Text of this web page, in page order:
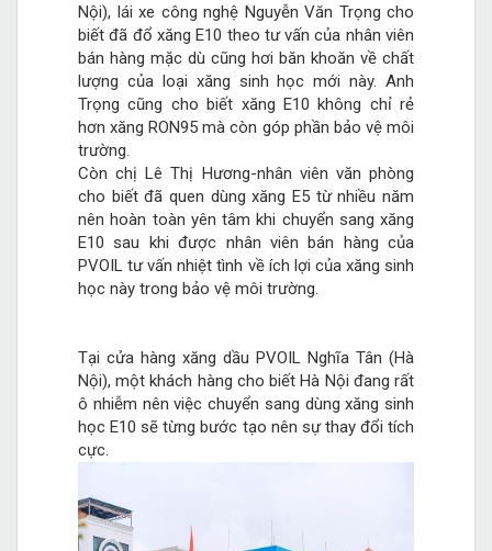
Nội), lái xe công nghệ Nguyễn Văn Trọng cho
biết đã đổ xăng E10 theo tư vấn của nhân viên
bán hàng mặc dù cũng hơi băn khoăn về chất
lượng của loại xăng sinh học mới này. Anh
Trọng cũng cho biết xăng E10 không chỉ rẻ
hơn xăng RON95 mà còn góp phần bảo vệ môi
trường.
Còn chị Lê Thị Hương-nhân viên văn phòng
cho biết đã quen dùng xăng E5 từ nhiều năm
nên hoàn toàn yên tâm khi chuyển sang xăng
E10 sau khi được nhân viên bán hàng của
PVOIL tư vấn nhiệt tình về ích lợi của xăng sinh
học này trong bảo vệ môi trường.
Tại cửa hàng xăng dầu PVOIL Nghĩa Tân (Hà
Nội), một khách hàng cho biết Hà Nội đang rất
ô nhiễm nên việc chuyển sang dùng xăng sinh
học E10 sẽ từng bước tạo nên sự thay đổi tích
cực.